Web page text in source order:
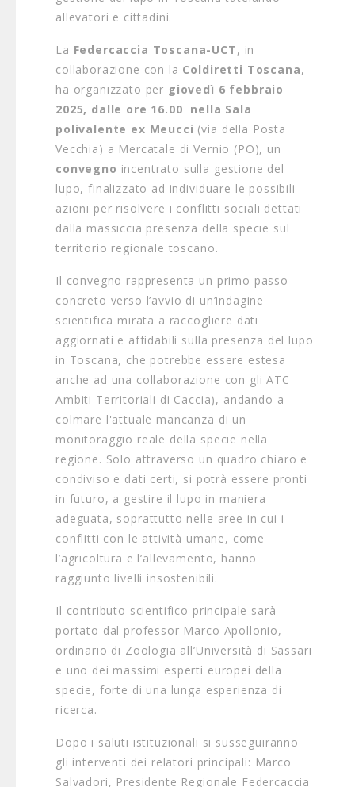
allevatori e cittadini.
La Federcaccia Toscana-UCT, in
collaborazione con la Coldiretti Toscana,
ha organizzato per giovedì 6 febbraio
2025, dalle ore 16.00 nella Sala
polivalente ex Meucci (via della Posta
Vecchia) a Mercatale di Vernio (PO), un
convegno incentrato sulla gestione del
lupo, finalizzato ad individuare le possibili
azioni per risolvere i conflitti sociali dettati
dalla massiccia presenza della specie sul
territorio regionale toscano.
Il convegno rappresenta un primo passo
concreto verso l’avvio di un’indagine
scientifica mirata a raccogliere dati
aggiornati e affidabili sulla presenza del lupo
in Toscana, che potrebbe essere estesa
anche ad una collaborazione con gli ATC
Ambiti Territoriali di Caccia), andando a
colmare l'attuale mancanza di un
monitoraggio reale della specie nella
regione. Solo attraverso un quadro chiaro e
condiviso e dati certi, si potrà essere pronti
in futuro, a gestire il lupo in maniera
adeguata, soprattutto nelle aree in cui i
conflitti con le attività umane, come
l’agricoltura e l’allevamento, hanno
raggiunto livelli insostenibili.
Il contributo scientifico principale sarà
portato dal professor Marco Apollonio,
ordinario di Zoologia all’Università di Sassari
e uno dei massimi esperti europei della
specie, forte di una lunga esperienza di
ricerca.
Dopo i saluti istituzionali si susseguiranno
gli interventi dei relatori principali: Marco
Salvadori, Presidente Regionale Federcaccia